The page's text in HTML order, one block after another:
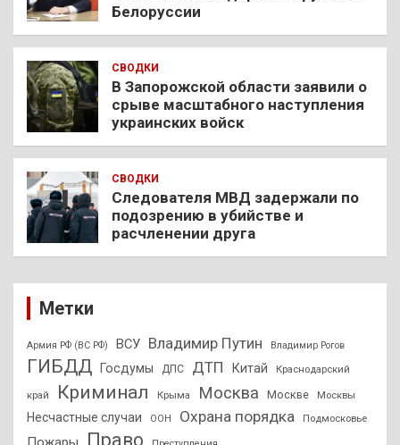
Белоруссии
СВОДКИ
В Запорожской области заявили о
срыве масштабного наступления
украинских войск
СВОДКИ
Следователя МВД задержали по
подозрению в убийстве и
расчленении друга
Метки
Армия РФ (ВС РФ) ВСУ Владимир Путин Владимир Рогов
ГИБДД Госдумы ДПС ДТП Китай Краснодарский
край Криминал Крыма Москва Москве Москвы
Несчастные случаи ООН Охрана порядка Подмосковье
Право